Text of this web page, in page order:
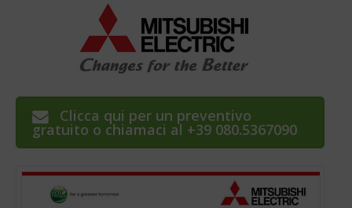
Clicca qui per un preventivo
gratuito o chiamaci al +39 080.5367090